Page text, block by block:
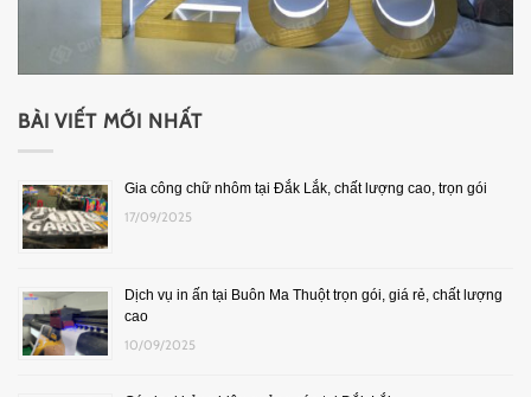
BÀI VIẾT MỚI NHẤT
Gia công chữ nhôm tại Đắk Lắk, chất lượng cao, trọn gói
17/09/2025
Dịch vụ in ấn tại Buôn Ma Thuột trọn gói, giá rẻ, chất lượng
cao
10/09/2025